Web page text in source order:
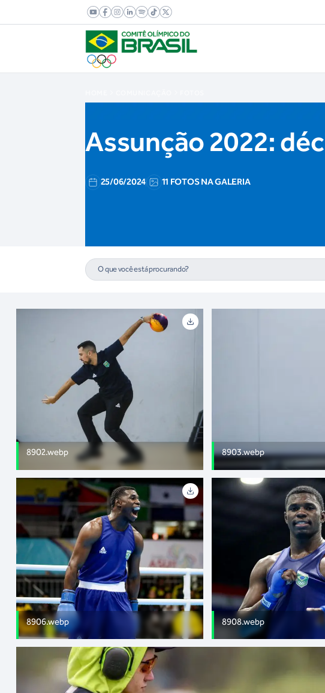
Assunção 2022:
25/06/2024 11 FOTOS NA GALERIA
8902.webp 8903.webp
8906.webp 8908.webp